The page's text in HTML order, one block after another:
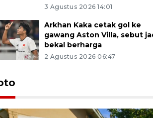
3 Agustus 2026 14:01
Arkhan Kaka cetak gol ke
gawang Aston Villa, sebut
bekal berharga
2 Agustus 2026 06:47